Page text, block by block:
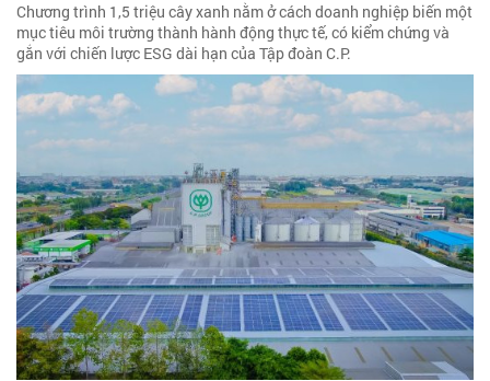
Chương trình 1,5 triệu cây xanh nằm ở cách doanh nghiệp biến một
mục tiêu môi trường thành hành động thực tế, có kiểm chứng và
gắn với chiến lược ESG dài hạn của Tập đoàn C.P.